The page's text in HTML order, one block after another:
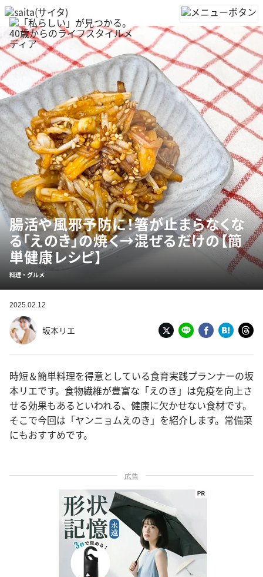
腸活や風邪予防に！箸が止まらなくな
る「えのき」の焼く→混ぜるだけの【簡
単健康レシピ】
料理・グルメ
2025.02.12
坂本リエ
時短＆簡単料理を得意としている食育実践プランナーの坂
本リエです。食物繊維が豊富な「えのき」は免疫を向上さ
せる効果もあるといわれる、健康に欠かせない食材です。
そこで今回は「ヤンニョムえのき」を紹介します。常備菜
にもおすすめです。
広告